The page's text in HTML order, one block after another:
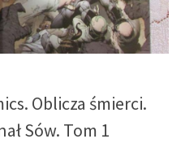
Oblicza śmierci.
Sów. Tom 1